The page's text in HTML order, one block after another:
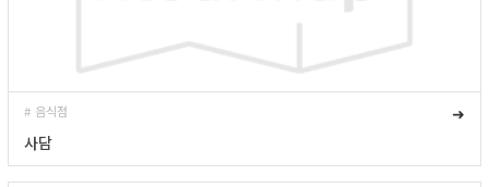
# 음식점
➜
사담